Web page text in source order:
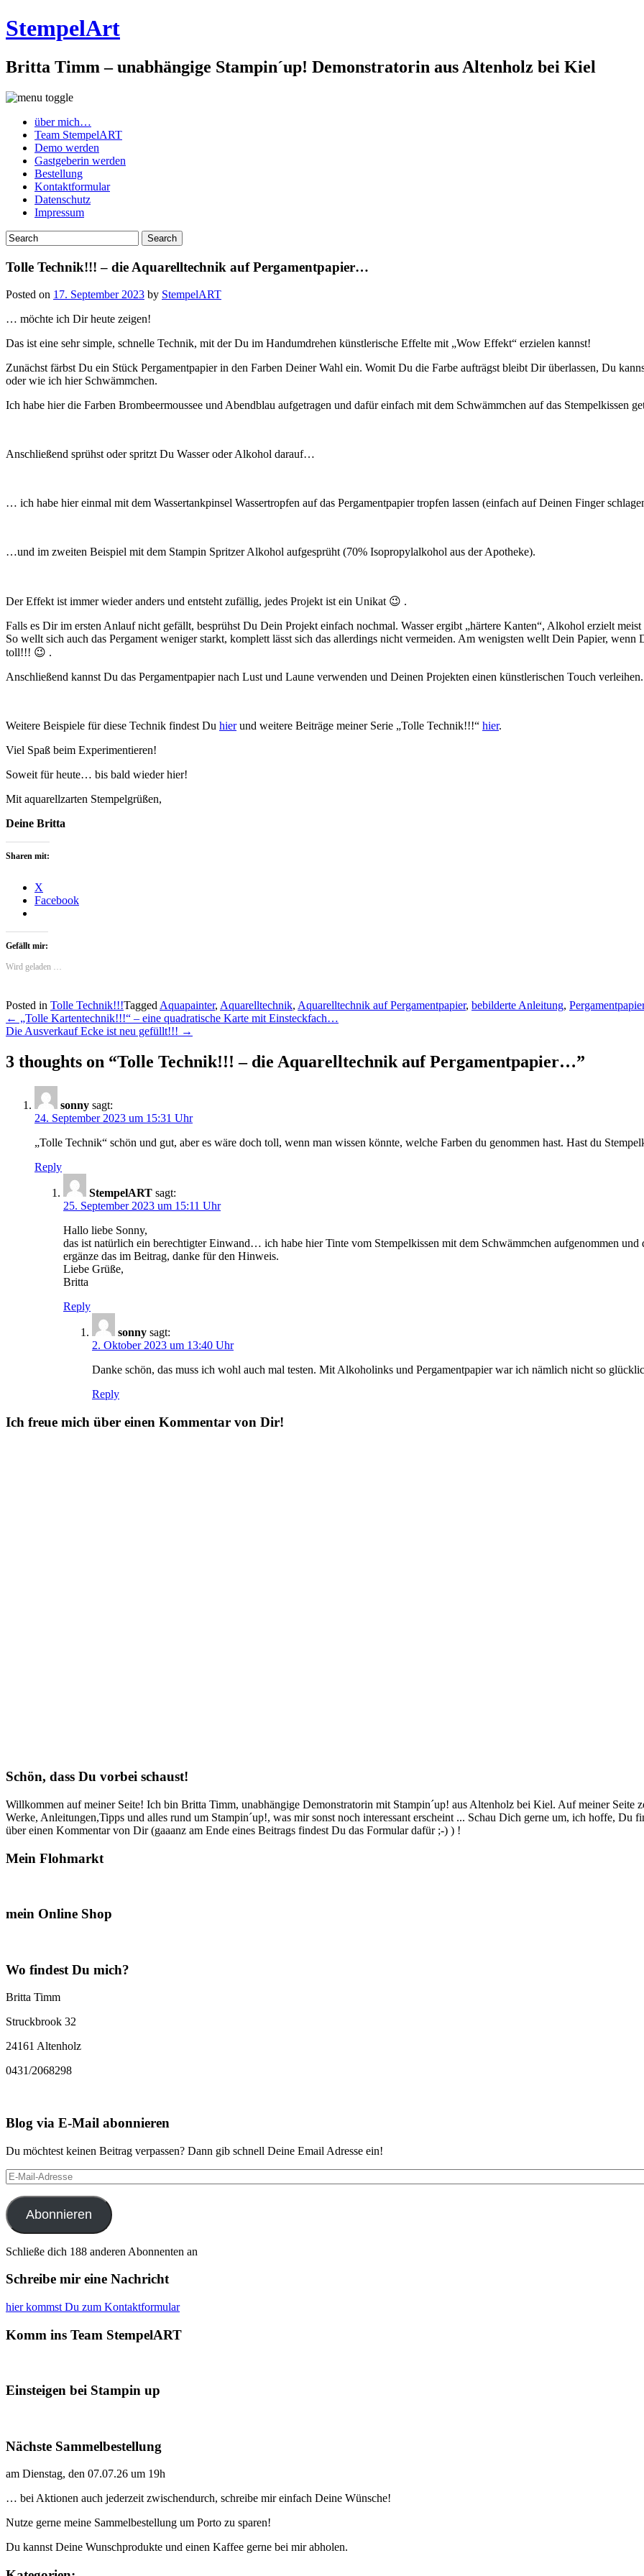
StempelArt
Britta Timm – unabhängige Stampin´up! Demonstratorin aus Altenholz bei Kiel
über mich…
Team StempelART
Demo werden
Gastgeberin werden
Bestellung
Kontaktformular
Datenschutz
Impressum
Tolle Technik!!! – die Aquarelltechnik auf Pergamentpapier…
Posted on 17. September 2023 by StempelART
… möchte ich Dir heute zeigen!
Das ist eine sehr simple, schnelle Technik, mit der Du im Handumdrehen künstlerische Effelte mit „Wow Effekt“ erzielen kannst!
Zunächst färbst Du ein Stück Pergamentpapier in den Farben Deiner Wahl ein. Womit Du die Farbe aufträgst bleibt Dir überlassen, Du
oder wie ich hier Schwämmchen.
Ich habe hier die Farben Brombeermoussee und Abendblau aufgetragen und dafür einfach mit dem Schwämmchen auf das Stempelkissen
Anschließend sprühst oder spritzt Du Wasser oder Alkohol darauf…
… ich habe hier einmal mit dem Wassertankpinsel Wassertropfen auf das Pergamentpapier tropfen lassen (einfach auf Deinen Finger
…und im zweiten Beispiel mit dem Stampin Spritzer Alkohol aufgesprüht (70% Isopropylalkohol aus der Apotheke).
Der Effekt ist immer wieder anders und entsteht zufällig, jedes Projekt ist ein Unikat 😉 .
Falls es Dir im ersten Anlauf nicht gefällt, besprühst Du Dein Projekt einfach nochmal. Wasser ergibt „härtere Kanten“, Alkohol erzielt
So wellt sich auch das Pergament weniger starkt, komplett lässt sich das allerdings nicht vermeiden. Am wenigsten wellt Dein Papier,
toll!!! 😉 .
Anschließend kannst Du das Pergamentpapier nach Lust und Laune verwenden und Deinen Projekten einen künstlerischen Touch verleihen.
Weitere Beispiele für diese Technik findest Du hierund weitere Beiträge meiner Serie „Tolle Technik!!!“ hier.
Viel Spaß beim Experimentieren!
Soweit für heute… bis bald wieder hier!
Mit aquarellzarten Stempelgrüßen,
Deine Britta
Sharen mit:
X
Facebook
Gefällt mir:
Wird geladen …
Posted in Tolle Technik!!!Tagged Aquapainter, Aquarelltechnik, Aquarelltechnik auf Pergamentpapier, bebilderte Anleitung, Pergamentpapier
Post
navigation
← „Tolle Kartentechnik!!!“ – eine quadratische Karte mit Einsteckfach…
Die Ausverkauf Ecke ist neu gefüllt!!! →
3 thoughts on “Tolle Technik!!! – die Aquarelltechnik auf Pergamentpapier…”
sonny sagt:
24. September 2023 um 15:31 Uhr
„Tolle Technik“ schön und gut, aber es wäre doch toll, wenn man wissen könnte, welche Farben du genommen hast. Hast du
Reply
StempelART sagt:
25. September 2023 um 15:11 Uhr
Hallo liebe Sonny,
das ist natürlich ein berechtigter Einwand… ich habe hier Tinte vom Stempelkissen mit dem Schwämmchen aufgenommen
ergänze das im Beitrag, danke für den Hinweis.
Liebe Grüße,
Britta
Reply
sonny sagt:
2. Oktober 2023 um 13:40 Uhr
Danke schön, das muss ich wohl auch mal testen. Mit Alkoholinks und Pergamentpapier war ich nämlich nicht so
Reply
Ich freue mich über einen Kommentar von Dir!
Schön, dass Du vorbei schaust!
Willkommen auf meiner Seite! Ich bin Britta Timm, unabhängige Demonstratorin mit Stampin´up! aus Altenholz bei Kiel. Auf meiner Seite
Werke, Anleitungen,Tipps und alles rund um Stampin´up!, was mir sonst noch interessant erscheint ... Schau Dich gerne um, ich hoffe,
über einen Kommentar von Dir (gaaanz am Ende eines Beitrags findest Du das Formular dafür ;-) ) !
Mein Flohmarkt
mein Online Shop
Wo findest Du mich?
Britta Timm
Struckbrook 32
24161 Altenholz
0431/2068298
Blog via E-Mail abonnieren
Du möchtest keinen Beitrag verpassen? Dann gib schnell Deine Email Adresse ein!
E-
Mail-
Adresse
Abonnieren
Schließe dich 188 anderen Abonnenten an
Schreibe mir eine Nachricht
hier kommst Du zum Kontaktformular
Komm ins Team StempelART
Einsteigen bei Stampin up
Nächste Sammelbestellung
am Dienstag, den 07.07.26 um 19h
… bei Aktionen auch jederzeit zwischendurch, schreibe mir einfach Deine Wünsche!
Nutze gerne meine Sammelbestellung um Porto zu sparen!
Du kannst Deine Wunschprodukte und einen Kaffee gerne bei mir abholen.